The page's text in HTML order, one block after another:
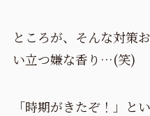
ところが、そんな対策
い立つ嫌な香り…(笑)
「時期がきたぞ！」と